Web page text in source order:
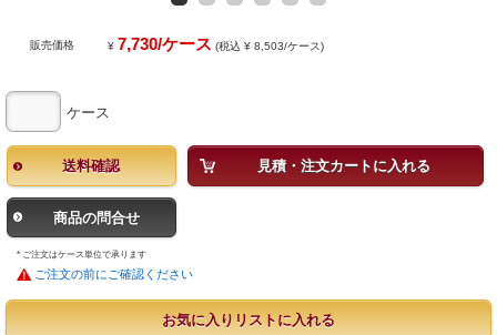
販売価格 ¥ 7,730/ケース (税込 ¥ 8,503/ケース)
ケース
送料確認 見積・注文カートに入れる
商品の問合せ
* ご注文はケース単位で承ります
ご注文の前にご確認ください
お気に入りリストに入れる